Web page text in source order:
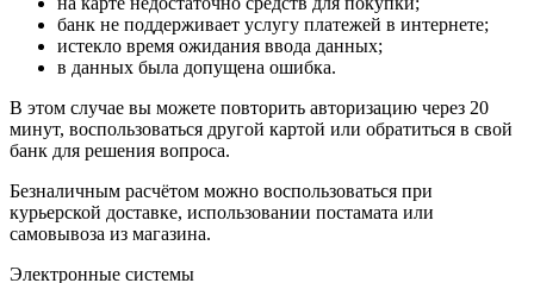
банк не поддерживает услугу платежей в интернете;
истекло время ожидания ввода данных;
в данных была допущена ошибка.
В этом случае вы можете повторить авторизацию через 20
минут, воспользоваться другой картой или обратиться в свой
банк для решения вопроса.
Безналичным расчётом можно воспользоваться при
курьерской доставке, использовании постамата или
самовывоза из магазина.
Электронные системы